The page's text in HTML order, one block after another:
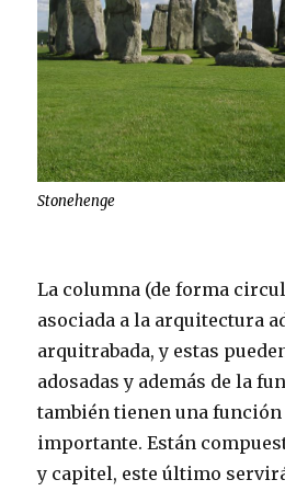
Stonehenge
La columna (de forma
asociada a la arquitectura
arquitrabada, y estas
adosadas y además de la
también tienen una
importante. Están
y capitel, este último